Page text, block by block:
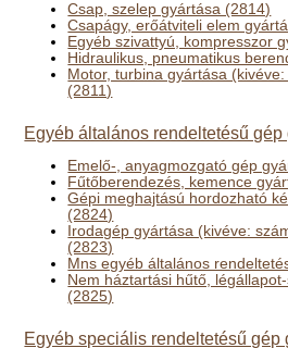
Csap, szelep gyártása (2814)
Csapágy, erőátviteli elem
Egyéb szivattyú, kompresszor
Hidraulikus, pneumatikus
Motor, turbina gyártása
(2811)
Egyéb általános rendeltetésű gép
Emelő-, anyagmozgató gép
Fűtőberendezés, kemence
Gépi meghajtású hordozható
(2824)
Irodagép gyártása (kivéve:
(2823)
Mns egyéb általános
Nem háztartási hűtő,
(2825)
Egyéb speciális rendeltetésű gép